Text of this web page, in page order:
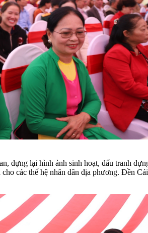
dựng lại hình ảnh sinh hoạt, đấu tranh
các thế hệ nhân dân địa phương. Đền